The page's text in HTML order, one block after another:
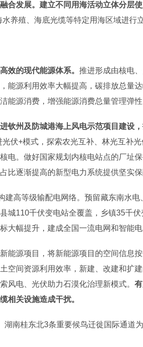
合发展。建立不同用海活动立体分层
养殖、海底光缆等特定用海区域进行
效的现代能源体系。 推进形成由核电
能源利用效率大幅提高，碳排放总量
能源消费，增强能源消费总量管理弹性
钦州及防城港海上风电示范项目建设
光伏+模式，探索农光互补、林光互补
电。做好国家规划内核电站点的厂址
比逐渐提高的新型电力系统提供坚实保
高等级输配电网络。预留藏东南水
城110千伏变电站全覆盖，乡镇35千
大幅提升，建成全国一流电网和智能电
源项目，将新能源项目的空间信息
空间资源利用效率，新建、改建和扩
风电、光伏助力石漠化治理新模式。
相关设施造成干扰。
南桂东北3条重要候鸟迁徙国际通道